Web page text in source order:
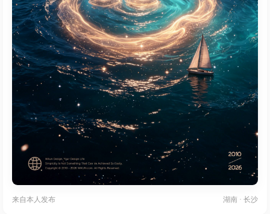
来自本人发布 湖南 · 长沙